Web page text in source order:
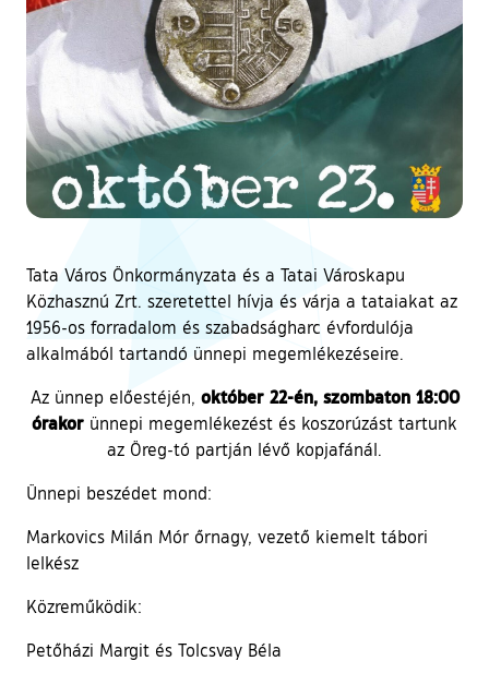
Tata Város Önkormányzata és a Tatai Városkapu
Közhasznú Zrt. szeretettel hívja és várja a tataiakat az
1956-os forradalom és szabadságharc évfordulója
alkalmából tartandó ünnepi megemlékezéseire.
Az ünnep előestéjén, október 22-én, szombaton 18:00
órakor ünnepi megemlékezést és koszorúzást tartunk
az Öreg-tó partján lévő kopjafánál.
Ünnepi beszédet mond:
Markovics Milán Mór őrnagy, vezető kiemelt tábori
lelkész
Közreműködik:
Petőházi Margit és Tolcsvay Béla